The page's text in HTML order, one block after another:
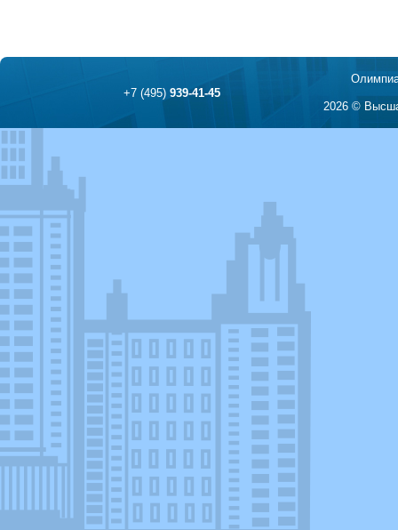
+7 (495)939-41-45
2026 ©